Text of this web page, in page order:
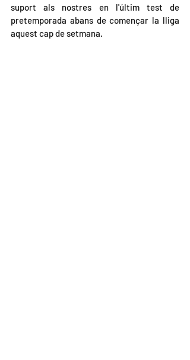
suport als nostres en l'últim test de
pretemporada abans de començar la lliga
aquest cap de setmana.